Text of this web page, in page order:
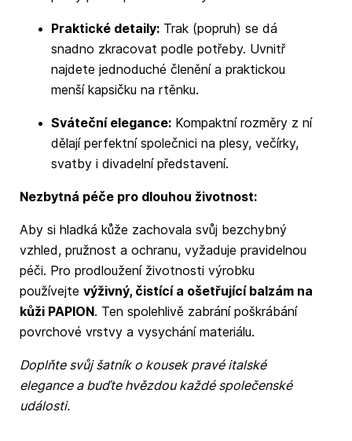
Praktické detaily:Trak (popruh) se dá
snadno zkracovat podle potřeby. Uvnitř
najdete jednoduché členění a praktickou
menší kapsičku na rtěnku.
Sváteční elegance:Kompaktní rozměry z ní
dělají perfektní společnici na plesy, večírky,
svatby i divadelní představení.
Nezbytná péče pro dlouhou životnost:
Aby si hladká kůže zachovala svůj bezchybný
vzhled, pružnost a ochranu, vyžaduje pravidelnou
péči. Pro prodloužení životnosti výrobku
používejte výživný, čistící a ošetřující balzám na
kůži PAPION. Ten spolehlivě zabrání poškrábání
povrchové vrstvy a vysychání materiálu.
Doplňte svůj šatník o kousek pravé italské
elegance a buďte hvězdou každé společenské
události.